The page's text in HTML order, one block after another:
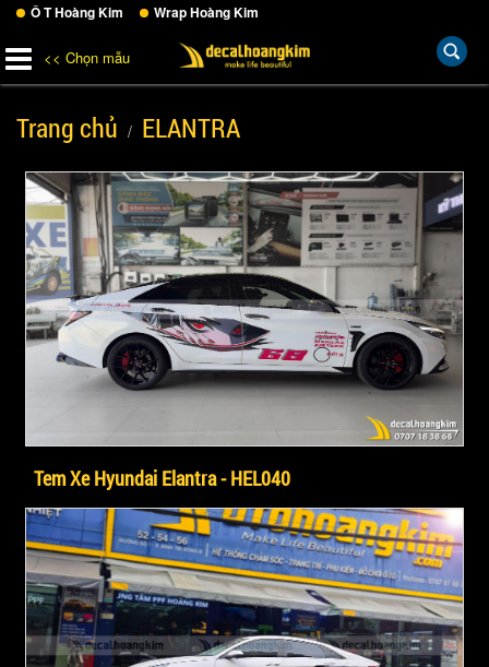
Ô T Hoàng Kim Wrap Hoàng Kim
<< Chọn mẫu
Trang chủ ELANTRA
Tem Xe Hyundai Elantra - HEL040